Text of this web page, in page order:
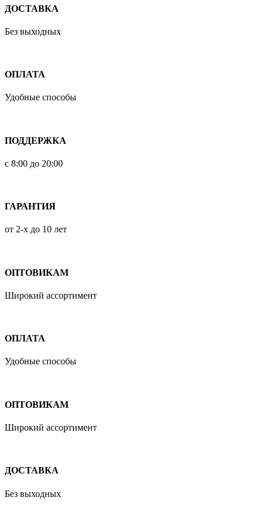
ДОСТАВКА
Без выходных
ОПЛАТА
Удобные способы
ПОДДЕРЖКА
с 8:00 до 20:00
ГАРАНТИЯ
от 2-х до 10 лет
ОПТОВИКАМ
Широкий ассортимент
ОПЛАТА
Удобные способы
ОПТОВИКАМ
Широкий ассортимент
ДОСТАВКА
Без выходных